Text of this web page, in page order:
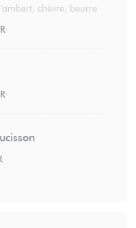
chèvre, beurre